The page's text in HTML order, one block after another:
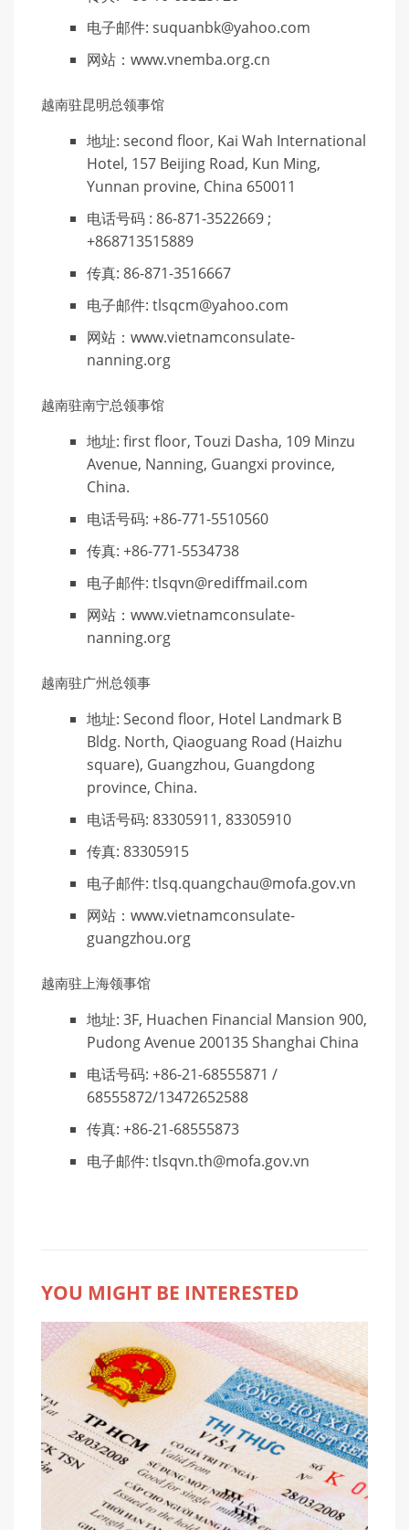
电子邮件: suquanbk@yahoo.com
网站：www.vnemba.org.cn
越南驻昆明总领事馆
地址: second floor, Kai Wah International
Hotel, 157 Beijing Road, Kun Ming,
Yunnan provine, China 650011
电话号码 : 86-871-3522669 ;
+868713515889
传真: 86-871-3516667
电子邮件: tlsqcm@yahoo.com
网站：www.vietnamconsulate-
nanning.org
越南驻南宁总领事馆
地址: first floor, Touzi Dasha, 109 Minzu
Avenue, Nanning, Guangxi province,
China.
电话号码: +86-771-5510560
传真: +86-771-5534738
电子邮件: tlsqvn@rediffmail.com
网站：www.vietnamconsulate-
nanning.org
越南驻广州总领事
地址: Second floor, Hotel Landmark B
Bldg. North, Qiaoguang Road (Haizhu
square), Guangzhou, Guangdong
province, China.
电话号码: 83305911, 83305910
传真: 83305915
电子邮件: tlsq.quangchau@mofa.gov.vn
网站：www.vietnamconsulate-
guangzhou.org
越南驻上海领事馆
地址: 3F, Huachen Financial Mansion 900,
Pudong Avenue 200135 Shanghai China
电话号码: +86-21-68555871 /
68555872/13472652588
传真: +86-21-68555873
电子邮件: tlsqvn.th@mofa.gov.vn
YOU MIGHT BE INTERESTED